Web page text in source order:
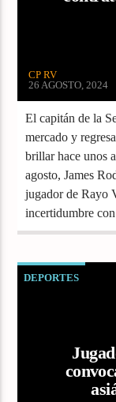
CP RV
26 AGOSTO, 2024
El capitán de la
mercado y
brillar hace unos
agosto, James
jugador de Rayo
incertidumbre
DEPORTES